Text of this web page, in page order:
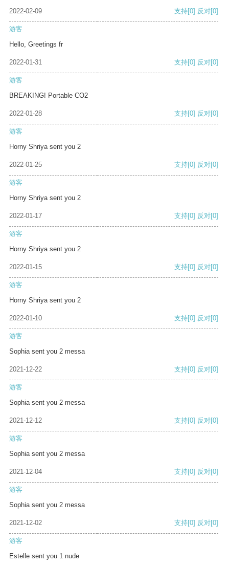
2022-02-09 支持[0] 反对[0]
游客
Hello, Greetings fr
2022-01-31 支持[0] 反对[0]
游客
BREAKING! Portable CO2
2022-01-28 支持[0] 反对[0]
游客
Horny Shriya sent you 2
2022-01-25 支持[0] 反对[0]
游客
Horny Shriya sent you 2
2022-01-17 支持[0] 反对[0]
游客
Horny Shriya sent you 2
2022-01-15 支持[0] 反对[0]
游客
Horny Shriya sent you 2
2022-01-10 支持[0] 反对[0]
游客
Sophia sent you 2 messa
2021-12-22 支持[0] 反对[0]
游客
Sophia sent you 2 messa
2021-12-12 支持[0] 反对[0]
游客
Sophia sent you 2 messa
2021-12-04 支持[0] 反对[0]
游客
Sophia sent you 2 messa
2021-12-02 支持[0] 反对[0]
游客
Estelle sent you 1 nude